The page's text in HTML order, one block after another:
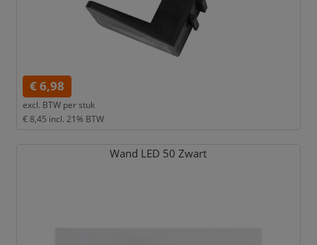
€ 6,98
excl. BTW perstuk
€ 8,45 incl. 21% BTW
Wand LED 50 Zwart